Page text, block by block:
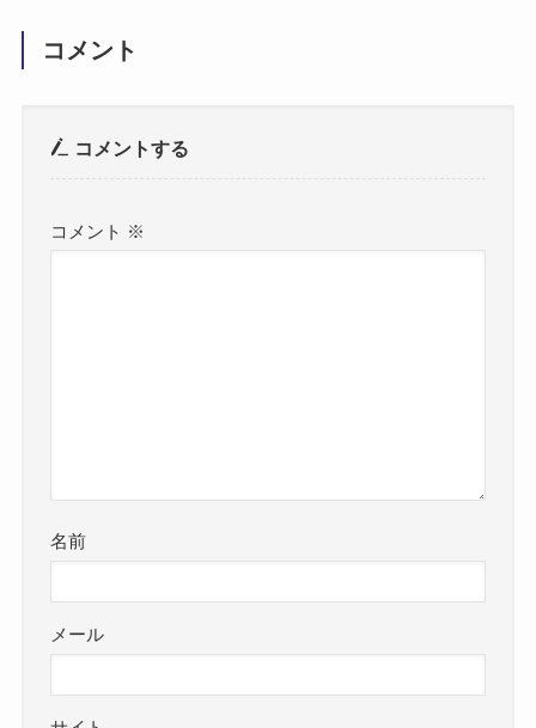
コメント
コメントする
コメント ※
名前
メール